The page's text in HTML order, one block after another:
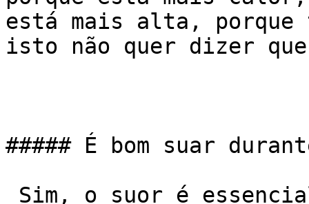
está mais alta, porque
isto não quer dizer que
##### É bom suar